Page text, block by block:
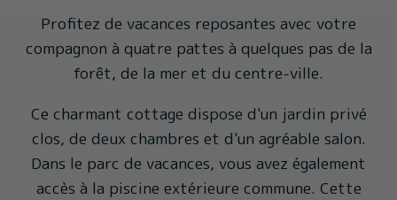
Profitez de vacances reposantes avec votre
compagnon à quatre pattes à quelques pas de la
forêt, de la mer et du centre-ville.
Ce charmant cottage dispose d'un jardin privé
clos, de deux chambres et d'un agréable salon.
Dans le parc de vacances, vous avez également
accès à la piscine extérieure commune. Cette